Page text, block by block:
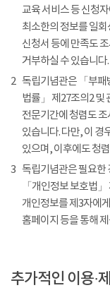
교육 서비스 등 신청
최소한의 정보를 일
신청서 등에 만족도
거부하실 수 있습니다.
2 독립기념관은 「부패
법률」 제27조의2 및
전문기간에 청렴도
있습니다. 다만, 이 경
있으며, 이후에도 청
3 독립기념관은 필요한
「개인정보 보호법
개인정보를 제3자에
홈페이지 등을 통해
추가적인 이용·